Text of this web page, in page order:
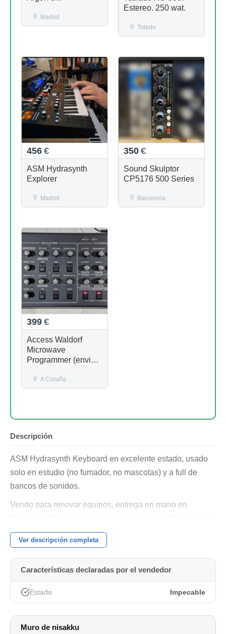
Madrid
Estereo. 250 wat.
Toledo
456 €
ASM Hydrasynth
Explorer
Madrid
350 €
Sound Skulptor
CP5176 500 Series
Barcelona
399 €
Access Waldorf
Microwave
Programmer (envio
A Coruña
Descripción
ASM Hydrasynth Keyboard en excelente estado, usado
solo en estudio (no fumador, no mascotas) y a full de
bancos de sonidos.
Vendo para renovar equipos, entrega en mano en
caja original.
También cambiaría por algún sinte de gama media/alta
completando precio si es necesario. Para cambios
Ver descripción completa
Características declaradas por el vendedor
Estado Impecable
Muro de nisakku